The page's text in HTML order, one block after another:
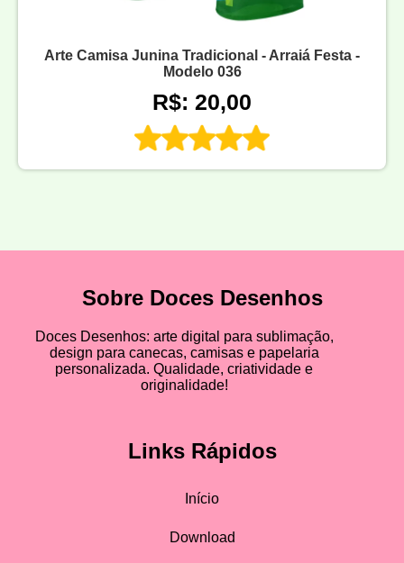
Arte Camisa Junina Tradicional - Arraiá Festa -
Modelo 036
R$: 20,00
Sobre Doces Desenhos
Doces Desenhos: arte digital para sublimação,
design para canecas, camisas e papelaria
personalizada. Qualidade, criatividade e
originalidade!
Links Rápidos
Início
Download